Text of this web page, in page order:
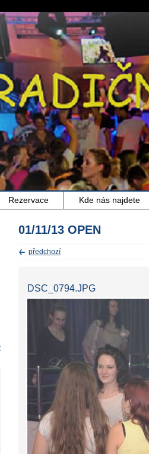
Rezervace Kde nás najdete
01/11/13 OPEN
předchozí
DSC_0794.JPG